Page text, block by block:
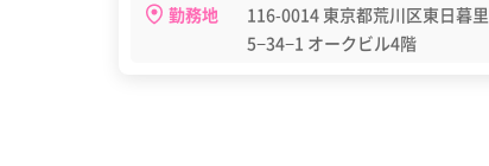
勤務地
116-0014 東京都荒川区東日暮里
5−34−1 オークビル4階